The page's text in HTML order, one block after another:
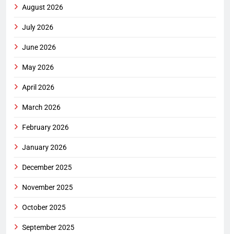
August 2026
July 2026
June 2026
May 2026
April 2026
March 2026
February 2026
January 2026
December 2025
November 2025
October 2025
September 2025